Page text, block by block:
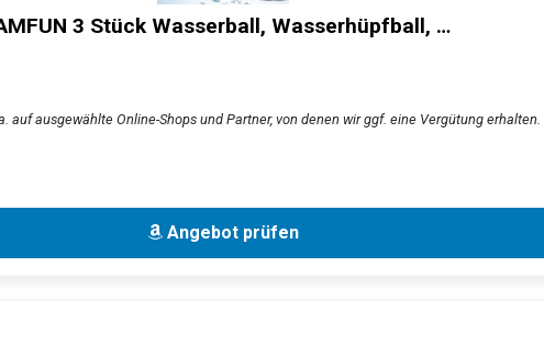
3 Stück Wasserball, Wasserhüpfball, …
auf ausgewählte Online-Shops und Partner, von denen wir ggf. eine Vergütung erhalten.
Angebot prüfen